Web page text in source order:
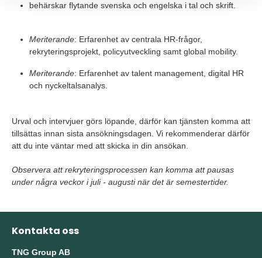
behärskar flytande svenska och engelska i tal och skrift.
Meriterande: Erfarenhet av centrala HR-frågor,
rekryteringsprojekt, policyutveckling samt global mobility.
Meriterande: Erfarenhet av talent management, digital HR
och nyckeltalsanalys.
Urval och intervjuer görs löpande, därför kan tjänsten komma att
tillsättas innan sista ansökningsdagen. Vi rekommenderar därför
att du inte väntar med att skicka in din ansökan.
Observera att rekryteringsprocessen kan komma att pausas
under några veckor i juli - augusti när det är semestertider.
Kontakta oss
TNG Group AB